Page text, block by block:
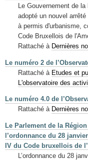
Le Gouvernement de
adopté un nouvel
à permis d'urbanisme,
Code Bruxellois de
Rattaché à Dernières
Le numéro 2 de
Rattaché à Etudes et
L'observatoire des
Le numéro 4.0 de
Rattaché à Dernières
Le Parlement de la
l’ordonnance du 28
IV du Code bruxellois de
L’ordonnance du 28